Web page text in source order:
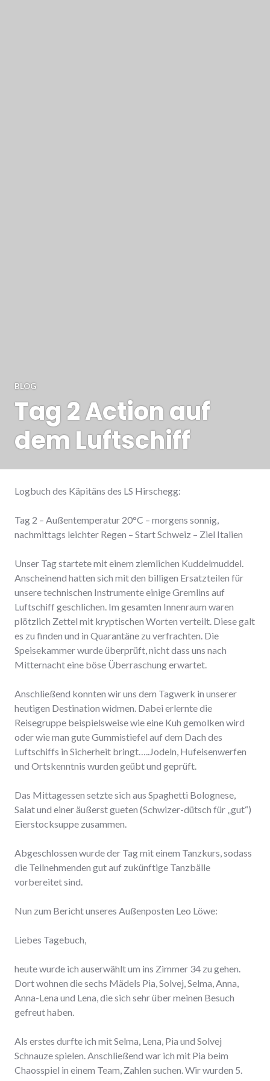
BLOG
Tag 2 Action auf
dem Luftschiff
Logbuch des Käpitäns des LS Hirschegg:
Tag 2 – Außentemperatur 20°C – morgens sonnig,
nachmittags leichter Regen – Start Schweiz – Ziel Italien
Unser Tag startete mit einem ziemlichen Kuddelmuddel.
Anscheinend hatten sich mit den billigen Ersatzteilen für
unsere technischen Instrumente einige Gremlins auf
Luftschiff geschlichen. Im gesamten Innenraum waren
plötzlich Zettel mit kryptischen Worten verteilt. Diese galt
es zu finden und in Quarantäne zu verfrachten. Die
Speisekammer wurde überprüft, nicht dass uns nach
Mitternacht eine böse Überraschung erwartet.
Anschließend konnten wir uns dem Tagwerk in unserer
heutigen Destination widmen. Dabei erlernte die
Reisegruppe beispielsweise wie eine Kuh gemolken wird
oder wie man gute Gummistiefel auf dem Dach des
Luftschiffs in Sicherheit bringt…..Jodeln, Hufeisenwerfen
und Ortskenntnis wurden geübt und geprüft.
Das Mittagessen setzte sich aus Spaghetti Bolognese,
Salat und einer äußerst gueten (Schwizer-dütsch für „gut“)
Eierstocksuppe zusammen.
Abgeschlossen wurde der Tag mit einem Tanzkurs, sodass
die Teilnehmenden gut auf zukünftige Tanzbälle
vorbereitet sind.
Nun zum Bericht unseres Außenposten Leo Löwe:
Liebes Tagebuch,
heute wurde ich auserwählt um ins Zimmer 34 zu gehen.
Dort wohnen die sechs Mädels Pia, Solvej, Selma, Anna,
Anna-Lena und Lena, die sich sehr über meinen Besuch
gefreut haben.
Als erstes durfte ich mit Selma, Lena, Pia und Solvej
Schnauze spielen. Anschließend war ich mit Pia beim
Chaosspiel in einem Team, Zahlen suchen. Wir wurden 5.